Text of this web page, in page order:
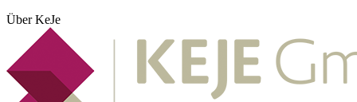
Über KeJe